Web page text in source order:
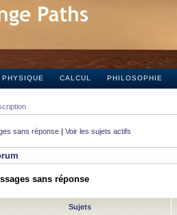
PHYSIQUE CALCUL PHILOSOPHIE
sans réponse | Voir les sujets actifs
sans réponse
Sujets